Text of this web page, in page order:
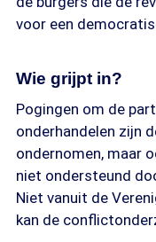
voor een
Wie grijpt in?
Pogingen om de
onderhandelen zijn
ondernomen, maar
niet ondersteund
Niet vanuit de
kan de